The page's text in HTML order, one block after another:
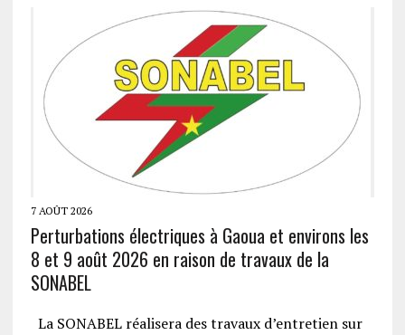
7 AOÛT 2026
Perturbations électriques à Gaoua et environs les
8 et 9 août 2026 en raison de travaux de la
SONABEL
La SONABEL réalisera des travaux d’entretien sur